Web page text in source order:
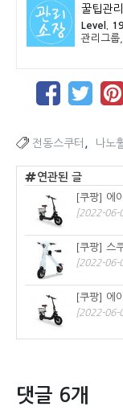
꿀팁관
Level. 19
관리그룹
전동스쿠터 나노
연관된 글
[쿠팡] 에
[2022-06-
[쿠팡] 스
[2022-06-
[쿠팡] 에
[2022-06-
댓글 6개